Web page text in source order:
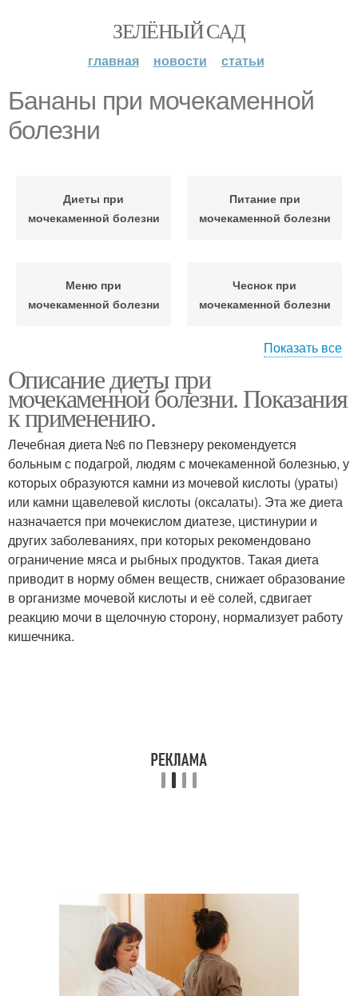
ЗЕЛЁНЫЙ САД
главная новости статьи
Бананы при мочекаменной
болезни
Диеты при
мочекаменной болезни
Питание при
мочекаменной болезни
Меню при
мочекаменной болезни
Чеснок при
мочекаменной болезни
мочекаменной болезни
болезни
Показать все
Описание диеты при
мочекаменной болезни. Показания
к применению.
Лечебная диета №6 по Певзнеру рекомендуется
больным с подагрой, людям с мочекаменной болезнью, у
которых образуются камни из мочевой кислоты (ураты)
или камни щавелевой кислоты (оксалаты). Эта же диета
назначается при мочекислом диатезе, цистинурии и
других заболеваниях, при которых рекомендовано
ограничение мяса и рыбных продуктов. Такая диета
приводит в норму обмен веществ, снижает образование
в организме мочевой кислоты и её солей, сдвигает
реакцию мочи в щелочную сторону, нормализует работу
кишечника.